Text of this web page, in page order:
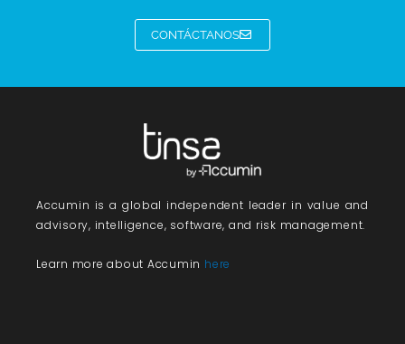
CONTÁCTANOS
Accumin is a global independent leader in value and
advisory, intelligence, software, and risk management.
Learn more about Accumin here